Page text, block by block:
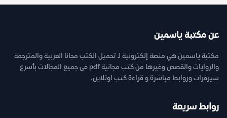
عن مكتبة ياسمين
مكتبة ياسمين هي منصة إلكترونية لـ تحميل الكتب مجانا العربية والمترجمة
والروايات والقصص وغيرها من كتب مجانية pdf فى جميع المجالات بأسرع
سيرفرات وروابط مباشرة و قراءة كتب اونلاين.
روابط سريعة